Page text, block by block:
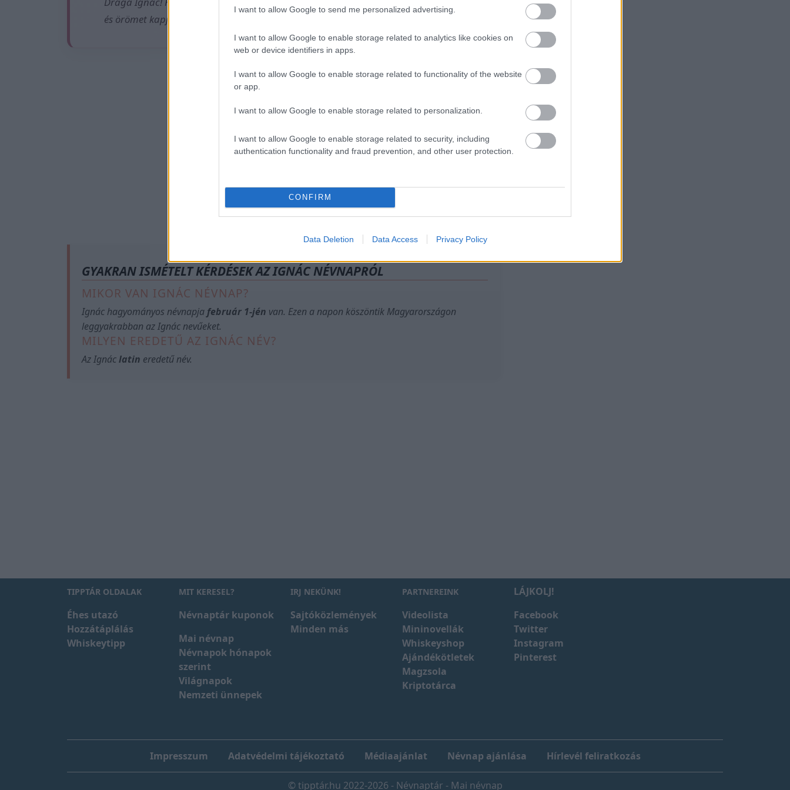
I want to allow Google to send me personalized advertising.
I want to allow Google to enable storage related to analytics like cookies on
web or device identifiers in apps.
I want to allow Google to enable storage related to functionality of the website
or app.
I want to allow Google to enable storage related to personalization.
I want to allow Google to enable storage related to security, including
authentication functionality and fraud prevention, and other user protection.
CONFIRM
Data Deletion Data Access Privacy Policy
és örömet kapj vissza az élettől, amennyit te adsz másoknak. Boldog névnapot!
Ez is érdekelhet
GYAKRAN ISMÉTELT KÉRDÉSEK AZ IGNÁC NÉVNAPRÓL
MIKOR VAN IGNÁC NÉVNAP?
Ignác hagyományos névnapja február 1-jén van. Ezen a napon köszöntik Magyarországon
leggyakrabban az Ignác nevűeket.
MILYEN EREDETŰ AZ IGNÁC NÉV?
Az Ignáclatin eredetű név.
TIPPTÁR OLDALAK
Éhes utazó
Hozzátáplálás
Whiskeytipp
MIT KERESEL?
Névnaptár kuponok
Mai névnap
Névnapok hónapok
szerint
Világnapok
Nemzeti ünnepek
IRJ NEKÜNK!
Sajtóközlemények
Minden más
PARTNEREINK
Videolista
Mininovellák
Whiskeyshop
Ajándékötletek
Magzsola
Kriptotárca
LÁJKOLJ!
Facebook
Twitter
Instagram
Pinterest
Impresszum Adatvédelmi tájékoztató Médiaajánlat Névnap ajánlása Hírlevél feliratkozás
© tipptár.hu 2022-2026 - Névnaptár - Mai névnap